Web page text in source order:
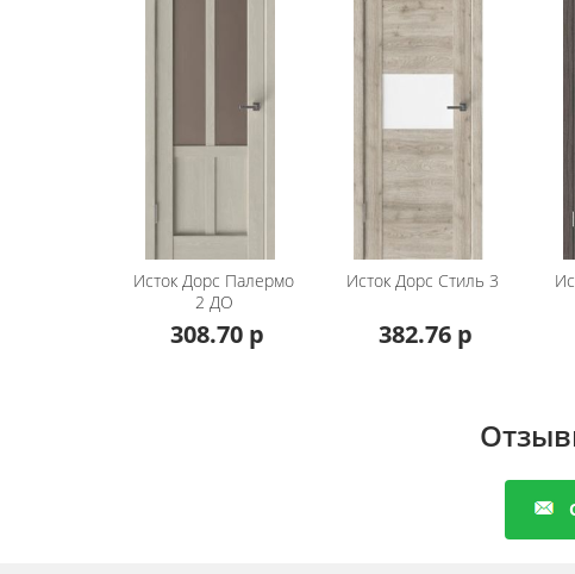
Комплектация: Коробка "Техно" сосна + мдф
Наличник "Техно" мдф 8*2000 или 10*2000 мм.
брусов из мдф 100/150/200*2100 мм. и
комплектация телескопическим погонажем,
Под заказ возможно изготовление дверей с
полотна. Так же доступно изготовление
205, 210 см по высоте и 40 см по ширине.
Стоимость указана за стандартный комплект с
капучино,дуб неаполь,ясень белый,дуб
Также есть возможность заказать
Если вам не подходит эта модель,
Исток Дорс Палермо
2 ДО
308.70 р
Исток Дорс Стиль 3
382.76 р